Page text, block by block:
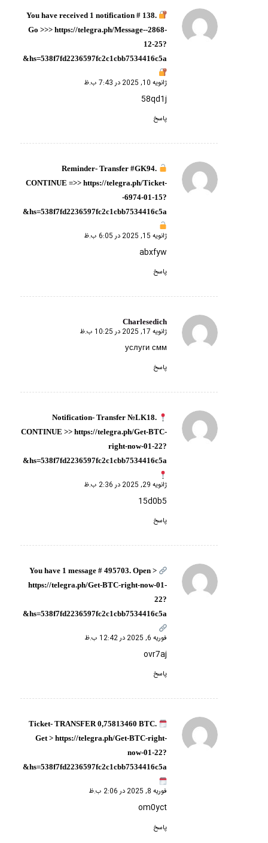
You have received 1 notification # 138.
Go >>> https://telegra.ph/Message--2868-
12-25?
hs=538f7fd2236597fc2c1cbb7534416c5a&
گفته:
ژانویه 10, 2025 در 7:43 ب.ظ
58qd1j
پاسخ
Reminder- Transfer #GK94.
CONTINUE =>> https://telegra.ph/Ticket-
-6974-01-15?
hs=538f7fd2236597fc2c1cbb7534416c5a&
گفته:
ژانویه 15, 2025 در 6:05 ب.ظ
abxfyw
پاسخ
Charlesedich
گفته:
ژانویه 17, 2025 در 10:25 ب.ظ
услуги смм
پاسخ
Notification- Transfer №LK18.
CONTINUE >> https://telegra.ph/Get-BTC-
right-now-01-22?
hs=538f7fd2236597fc2c1cbb7534416c5a&
گفته:
ژانویه 29, 2025 در 2:36 ب.ظ
15d0b5
پاسخ
You have 1 message # 495703. Open >
https://telegra.ph/Get-BTC-right-now-01-
22?
hs=538f7fd2236597fc2c1cbb7534416c5a&
گفته:
فوریه 6, 2025 در 12:42 ب.ظ
ovr7aj
پاسخ
Ticket- TRANSFER 0,75813460 BTC.
Get > https://telegra.ph/Get-BTC-right-
now-01-22?
hs=538f7fd2236597fc2c1cbb7534416c5a&
گفته:
فوریه 8, 2025 در 2:06 ب.ظ
om0yct
پاسخ